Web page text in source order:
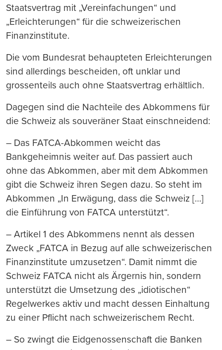
Staatsvertrag mit „Vereinfachungen“ und
„Erleichterungen“ für die schweizerischen
Finanzinstitute.
Die vom Bundesrat behaupteten Erleichterungen
sind allerdings bescheiden, oft unklar und
grossenteils auch ohne Staatsvertrag erhältlich.
Dagegen sind die Nachteile des Abkommens für
die Schweiz als souveräner Staat einschneidend:
– Das FATCA-Abkommen weicht das
Bankgeheimnis weiter auf. Das passiert auch
ohne das Abkommen, aber mit dem Abkommen
gibt die Schweiz ihren Segen dazu. So steht im
Abkommen „In Erwägung, dass die Schweiz […]
die Einführung von FATCA unterstützt“.
– Artikel 1 des Abkommens nennt als dessen
Zweck „FATCA in Bezug auf alle schweizerischen
Finanzinstitute umzusetzen“. Damit nimmt die
Schweiz FATCA nicht als Ärgernis hin, sondern
unterstützt die Umsetzung des „idiotischen“
Regelwerkes aktiv und macht dessen Einhaltung
zu einer Pflicht nach schweizerischem Recht.
– So zwingt die Eidgenossenschaft die Banken